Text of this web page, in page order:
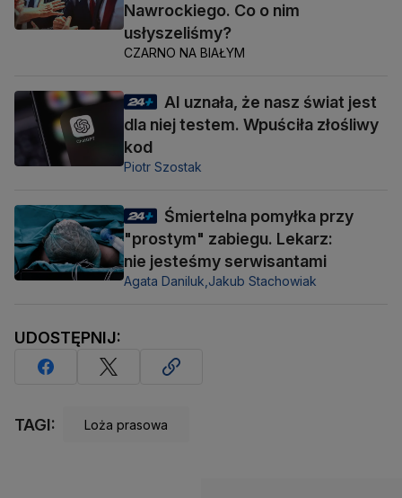
Nawrockiego. Co o nim
usłyszeliśmy?
CZARNO NA BIAŁYM
AI uznała, że nasz świat jest
dla niej testem. Wpuściła złośliwy
kod
Piotr Szostak
Śmiertelna pomyłka przy
"prostym" zabiegu. Lekarz:
nie jesteśmy serwisantami
Agata Daniluk, Jakub Stachowiak
UDOSTĘPNIJ:
TAGI: Loża prasowa